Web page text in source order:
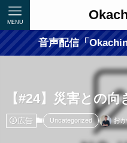
MENU
音声配信「
【#24】災害との向
広告 Uncategorized お